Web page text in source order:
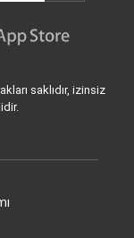
saklıdır, izinsiz